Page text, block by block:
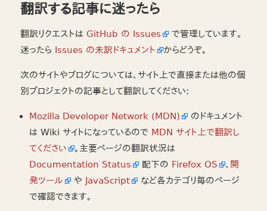
翻訳する記事に迷ったら
翻訳リクエストは GitHub の Issues
で管理しています。
迷ったら Issues の未訳ドキュメント からどうぞ。
次のサイトやブログについては、サイト上で直接または他の個
別プロジェクトの記事として翻訳してください:
Mozilla Developer Network (MDN)
のドキュメント
は Wiki サイトになっているので MDN サイト上で翻訳し
てください
。主要ページの翻訳状況は
Documentation Status
配下の Firefox OS 、 開
発ツール
や JavaScript
など各カテゴリ毎のページ
で確認できます。